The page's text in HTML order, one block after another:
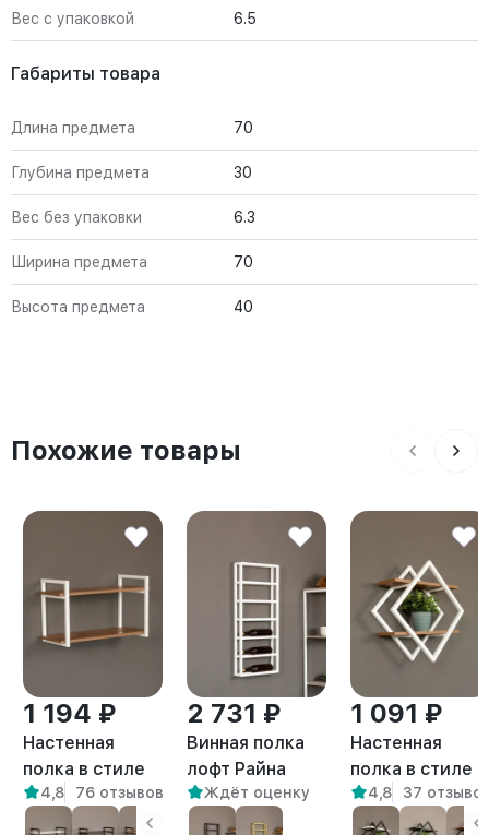
Вес с упаковкой 6.5
Габариты товара
Длина предмета 70
Глубина предмета 30
Вес без упаковки 6.3
Ширина предмета 70
Высота предмета 40
Похожие товары
1 194 ₽
Настенная
полка в стиле
лофт Онега
4,8 76 отзывов
2 731 ₽
Винная полка
лофт Райна
белый
Ждёт оценку
1 091 ₽
Настенная
полка в стиле
лофт Вилен
белый/
4,8 37